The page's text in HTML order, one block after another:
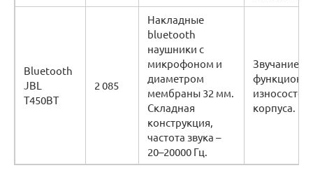
Bluetooth
JBL
T450BT
2 085
Накладные
bluetooth
наушники с
микрофоном и
диаметром
мембраны 32 мм.
Складная
конструкция,
частота звука –
20–20000 Гц.
Звучание,
корпуса.